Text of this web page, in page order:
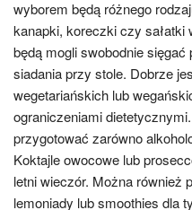
wyborem będą różnego
kanapki, koreczki czy sałatki
będą mogli swobodnie
siadania przy stole. Dobrze
wegetariańskich lub
ograniczeniami
przygotować zarówno
Koktajle owocowe lub
letni wieczór. Można również
lemoniady lub smoothies dla